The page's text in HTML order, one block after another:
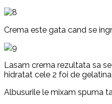
Crema este gata cand se
Lasam crema rezultata sa
hidratat cele 2 foi de
Albusurile le mixam spuma